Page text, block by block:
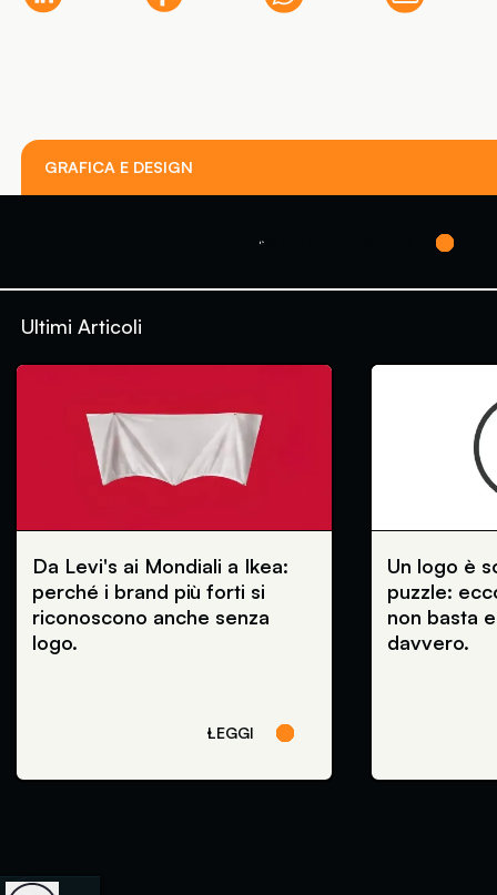
GRAFICA E DESIGN
PAGINA CATEGORIA
Ultimi Articoli
Da Levi's ai Mondiali a Ikea:
perché i brand più forti si
riconoscono anche senza
logo.
LEGGI
Un logo è
puzzle:
non basta
davvero.